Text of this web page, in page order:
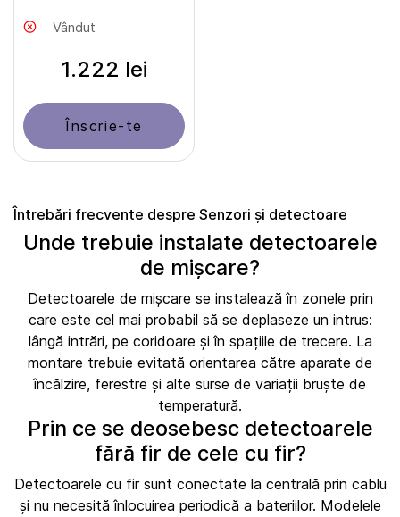
Vândut
1.222 lei
Înscrie-te
Întrebări frecvente despre Senzori și detectoare
Unde trebuie instalate detectoarele
de mișcare?
Detectoarele de mișcare se instalează în zonele prin
care este cel mai probabil să se deplaseze un intrus:
lângă intrări, pe coridoare și în spațiile de trecere. La
montare trebuie evitată orientarea către aparate de
încălzire, ferestre și alte surse de variații bruște de
temperatură.
Prin ce se deosebesc detectoarele
fără fir de cele cu fir?
Detectoarele cu fir sunt conectate la centrală prin cablu
și nu necesită înlocuirea periodică a bateriilor. Modelele